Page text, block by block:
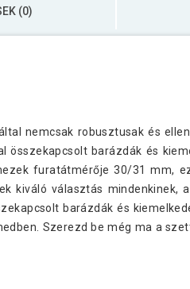
(0)
nemcsak robusztusak és
összekapcsolt barázdák és
furatátmérője 30/31 mm,
kiváló választás mindenkinek,
barázdák és
Szerezd be még ma a